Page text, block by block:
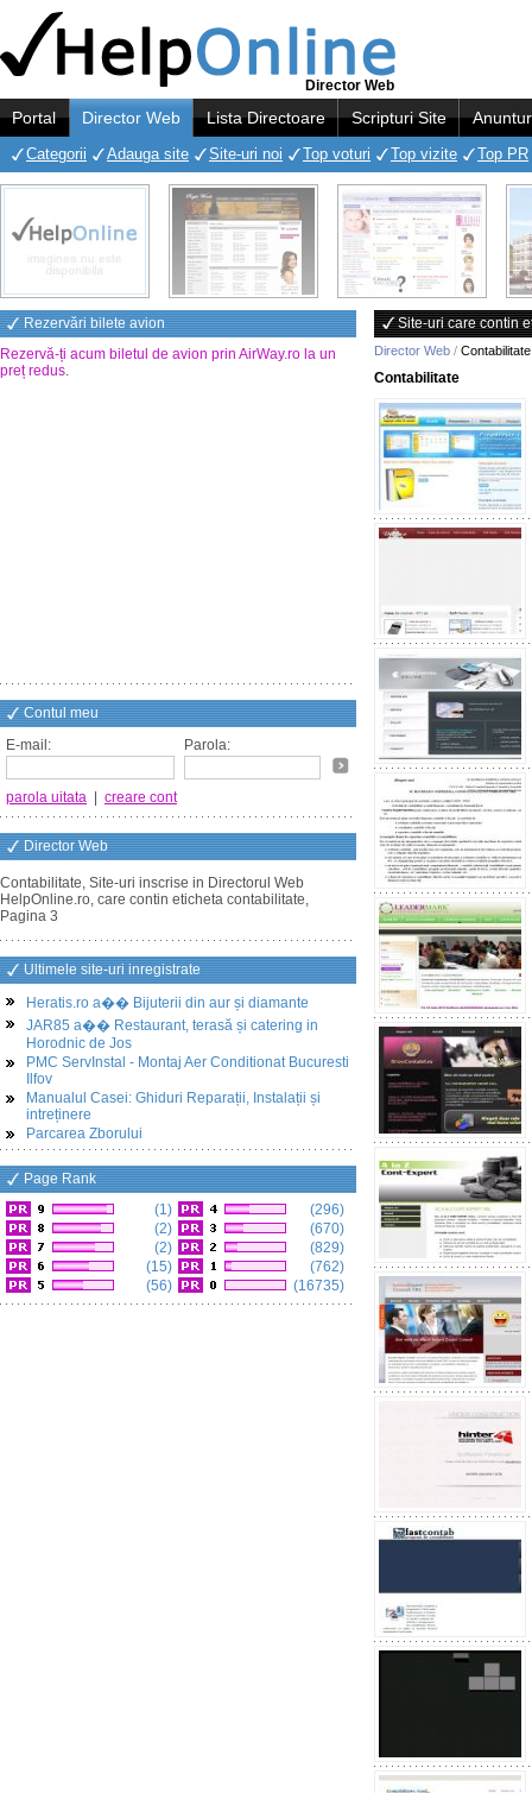
Director Web
Portal Director Web Lista Directoare Scripturi Site
Categorii Adauga site Site-uri noi Top voturi Top vizite Top PR
Rezervări bilete avion
Rezervă-ți acum biletul de avion prin AirWay.ro la un
preț redus.
Contul meu
E-mail:
Parola:
parola uitata creare cont
Director Web
Contabilitate, Site-uri inscrise in Directorul Web
HelpOnline.ro, care contin eticheta contabilitate,
Pagina 3
Ultimele site-uri inregistrate
Heratis.ro a�� Bijuterii din aur și diamante
JAR85 a�� Restaurant, terasă și catering in
Horodnic de Jos
PMC ServInstal - Montaj Aer Conditionat Bucuresti
Ilfov
Manualul Casei: Ghiduri Reparații, Instalații și
intreținere
Parcarea Zborului
Page Rank
(1)
(2)
(2)
(15)
(56)
(296)
(670)
(829)
(762)
(16735)
Site-uri care contin
Director Web / Contabilitate
Contabilitate